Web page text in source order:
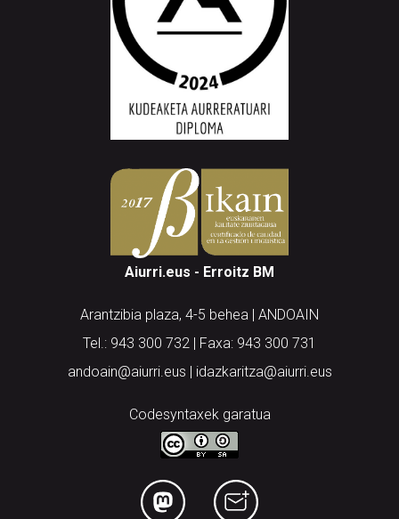
Aiurri.eus - Erroitz BM
Arantzibia plaza, 4-5 behea | ANDOAIN
Tel.: 943 300 732 | Faxa: 943 300 731
andoain@aiurri.eus | idazkaritza@aiurri.eus
Codesyntaxek garatua